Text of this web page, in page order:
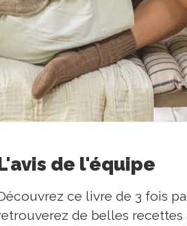
de l'équipe
ce livre de 3 fois
de belles recettes